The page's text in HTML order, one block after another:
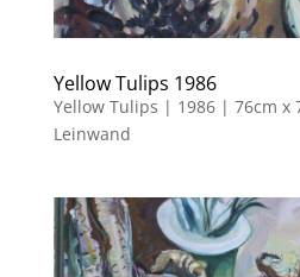
Yellow Tulips 1986
Yellow Tulips | 1986 | 76cm x
Leinwand